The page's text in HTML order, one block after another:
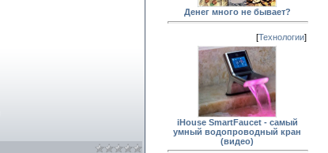
Денег много не бывает?
[Технологии]
iHouse SmartFaucet - самый
умный водопроводный кран
(видео)